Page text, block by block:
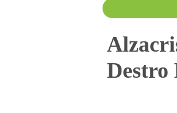
Destro